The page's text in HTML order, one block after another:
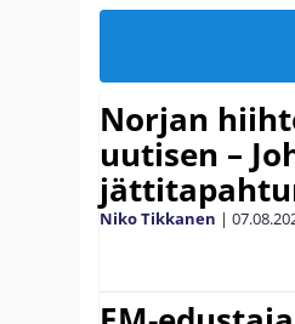
Norjan
uutisen –
Niko Tikkanen |